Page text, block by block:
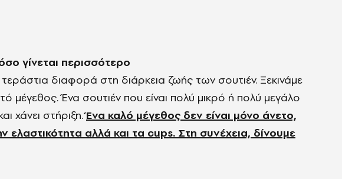
γίνεται περισσότερο
διαφορά στη διάρκεια ζωής των σουτιέν. Ξεκινάμε
μέγεθος. Ένα σουτιέν που είναι πολύ μικρό ή πολύ μεγάλο
χάνει στήριξη.Ένα καλό μέγεθος δεν είναι μόνο άνετο,
ελαστικότητα αλλά και τα cups. Στη συνέχεια, δίνουμε